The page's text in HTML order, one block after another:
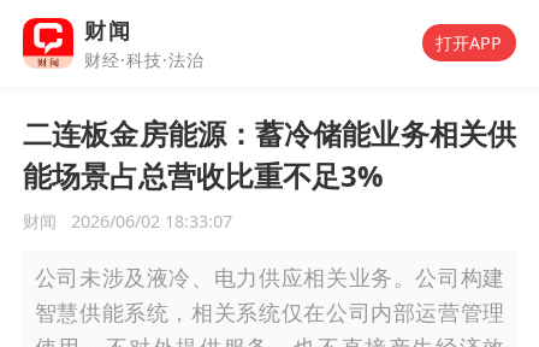
财闻
财经·科技·法治
打开APP
二连板金房能源：蓄冷储能业务相关供
能场景占总营收比重不足3%
财闻 2026/06/02 18:33:07
公司未涉及液冷、电力供应相关业务。公司构建
智慧供能系统，相关系统仅在公司内部运营管理